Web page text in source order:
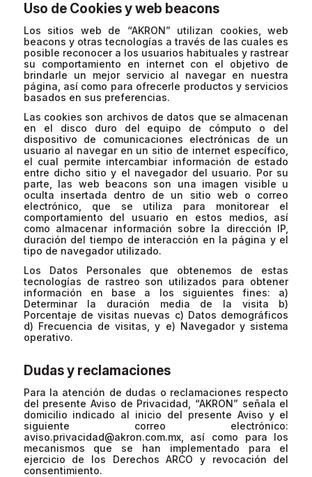
Uso de Cookies y web beacons
Los sitios web de “AKRON” utilizan cookies, web
beacons y otras tecnologías a través de las cuales es
posible reconocer a los usuarios habituales y rastrear
su comportamiento en internet con el objetivo de
brindarle un mejor servicio al navegar en nuestra
página, así como para ofrecerle productos y servicios
basados en sus preferencias.
Las cookies son archivos de datos que se almacenan
en el disco duro del equipo de cómputo o del
dispositivo de comunicaciones electrónicas de un
usuario al navegar en un sitio de internet específico,
el cual permite intercambiar información de estado
entre dicho sitio y el navegador del usuario. Por su
parte, las web beacons son una imagen visible u
oculta insertada dentro de un sitio web o correo
electrónico, que se utiliza para monitorear el
comportamiento del usuario en estos medios, así
como almacenar información sobre la dirección IP,
duración del tiempo de interacción en la página y el
tipo de navegador utilizado.
Los Datos Personales que obtenemos de estas
tecnologías de rastreo son utilizados para obtener
información en base a los siguientes fines: a)
Determinar la duración media de la visita b)
Porcentaje de visitas nuevas c) Datos demográficos
d) Frecuencia de visitas, y e) Navegador y sistema
operativo.
Dudas y reclamaciones
Para la atención de dudas o reclamaciones respecto
del presente Aviso de Privacidad, “AKRON” señala el
domicilio indicado al inicio del presente Aviso y el
siguiente correo electrónico:
aviso.privacidad@akron.com.mx, así como para los
mecanismos que se han implementado para el
ejercicio de los Derechos ARCO y revocación del
consentimiento.